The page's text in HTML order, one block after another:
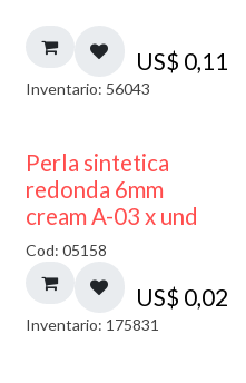
US$ 0,11
Inventario: 56043
Perla sintetica
redonda 6mm
cream A-03 x und
Cod: 05158
US$ 0,02
Inventario: 175831